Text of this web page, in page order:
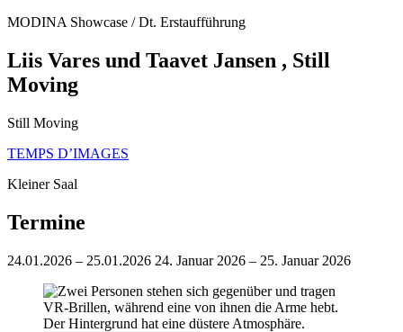
MODINA Showcase / Dt. Erstaufführung
Liis Vares und Taavet Jansen , Still
Moving
Still Moving
TEMPS D’IMAGES
Kleiner Saal
Termine
24.01.2026 – 25.01.2026 24. Januar 2026 – 25. Januar 2026